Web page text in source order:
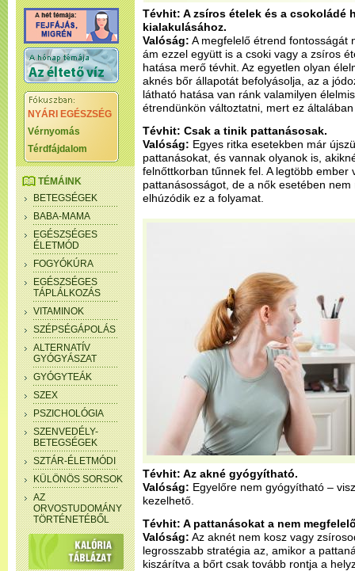
NYÁRI EGÉSZSÉG
Vérnyomás
Térdfájdalom
TÉMÁINK
BETEGSÉGEK
BABA-MAMA
EGÉSZSÉGES
ÉLETMÓD
FOGYÓKÚRA
EGÉSZSÉGES
TÁPLÁLKOZÁS
VITAMINOK
SZÉPSÉGÁPOLÁS
ALTERNATÍV
GYÓGYÁSZAT
GYÓGYTEÁK
SZEX
PSZICHOLÓGIA
SZENVEDÉLY-
BETEGSÉGEK
SZTÁR-ÉLETMÓDI
KÜLÖNÖS SORSOK
AZ
ORVOSTUDOMÁNY
TÖRTÉNETÉBŐL
Tévhit: A zsíros ételek és a csokoládé
kialakulásához.
Valóság: A megfelelő étrend fontosságát
ám ezzel együtt is a csoki vagy a zsíros
hatása merő tévhit. Az egyetlen olyan
aknés bőr állapotát befolyásolja, az a
látható hatása van ránk valamilyen
étrendünkön változtatni, mert ez
Tévhit: Csak a tinik pattanásosak.
Valóság: Egyes ritka esetekben már
pattanásokat, és vannak olyanok is,
felnőttkorban tűnnek fel. A legtöbb ember
pattanásosságot, de a nők esetében
elhúzódik ez a folyamat.
Tévhit: Az akné gyógyítható.
Valóság: Egyelőre nem gyógyítható –
kezelhető.
Tévhit: A pattanásokat a nem
Valóság: Az aknét nem kosz vagy
legrosszabb stratégia az, amikor a
kiszárítva a bőrt csak tovább rontja a